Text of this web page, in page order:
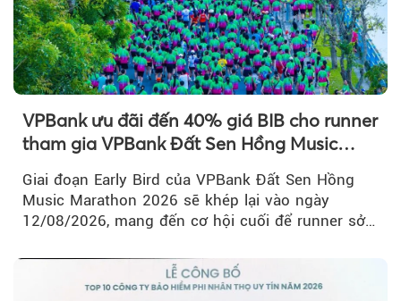
VPBank ưu đãi đến 40% giá BIB cho runner
tham gia VPBank Đất Sen Hồng Music
Giai đoạn Early Bird của VPBank Đất Sen Hồng
Music Marathon 2026 sẽ khép lại vào ngày
12/08/2026, mang đến cơ hội cuối để runner sở